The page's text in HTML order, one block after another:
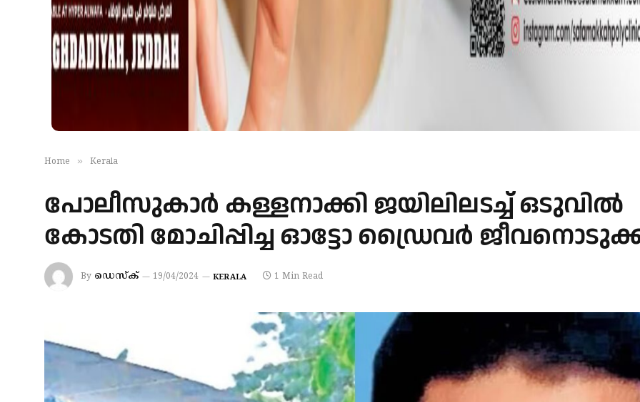
Home » Kerala
പോലീസുകാര്‍ കള്ളനാക്കി ജയിലിലടച്ച് ഒടുവില്‍
കോടതി മോചിപ്പിച്ച ഓട്ടോ ഡ്രൈവര്‍
By ഡെസ്‌ക് 19/04/2024 KERALA 1 Min Read